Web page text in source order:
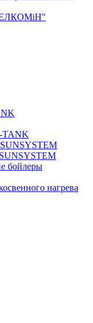
TANK
SUNSYSTEM
бойлеры
нагрева